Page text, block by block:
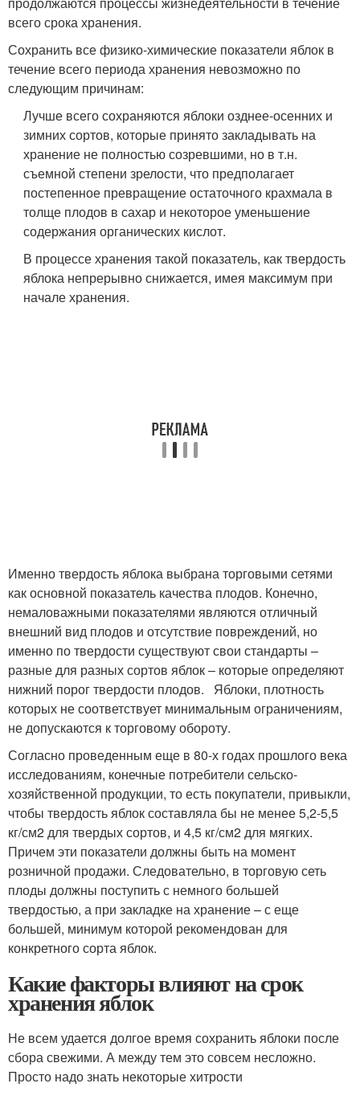
всего срока хранения.
Сохранить все физико-химические показатели яблок в
течение всего периода хранения невозможно по
следующим причинам:
Лучше всего сохраняются яблоки озднее-осенних и
зимних сортов, которые принято закладывать на
хранение не полностью созревшими, но в т.н.
съемной степени зрелости, что предполагает
постепенное превращение остаточного крахмала в
толще плодов в сахар и некоторое уменьшение
содержания органических кислот.
В процессе хранения такой показатель, как твердость
яблока непрерывно снижается, имея максимум при
начале хранения.
Именно твердость яблока выбрана торговыми сетями
как основной показатель качества плодов. Конечно,
немаловажными показателями являются отличный
внешний вид плодов и отсутствие повреждений, но
именно по твердости существуют свои стандарты –
разные для разных сортов яблок – которые определяют
нижний порог твердости плодов. Яблоки, плотность
которых не соответствует минимальным ограничениям,
не допускаются к торговому обороту.
Согласно проведенным еще в 80-х годах прошлого века
исследованиям, конечные потребители сельско-
хозяйственной продукции, то есть покупатели, привыкли,
чтобы твердость яблок составляла бы не менее 5,2-5,5
кг/см2 для твердых сортов, и 4,5 кг/см2 для мягких.
Причем эти показатели должны быть на момент
розничной продажи. Следовательно, в торговую сеть
плоды должны поступить с немного большей
твердостью, а при закладке на хранение – с еще
большей, минимум которой рекомендован для
конкретного сорта яблок.
Какие факторы влияют на срок
хранения яблок
Не всем удается долгое время сохранить яблоки после
сбора свежими. А между тем это совсем несложно.
Просто надо знать некоторые хитрости